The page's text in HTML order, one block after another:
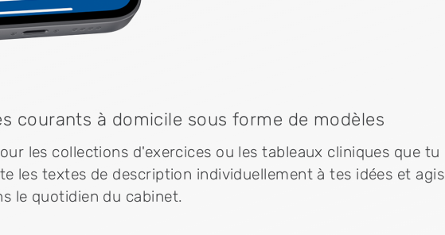
courants à domicile sous forme de modèles
les collections d'exercices ou les tableaux cliniques que tu
les textes de description individuellement à tes idées et agis
le quotidien du cabinet.